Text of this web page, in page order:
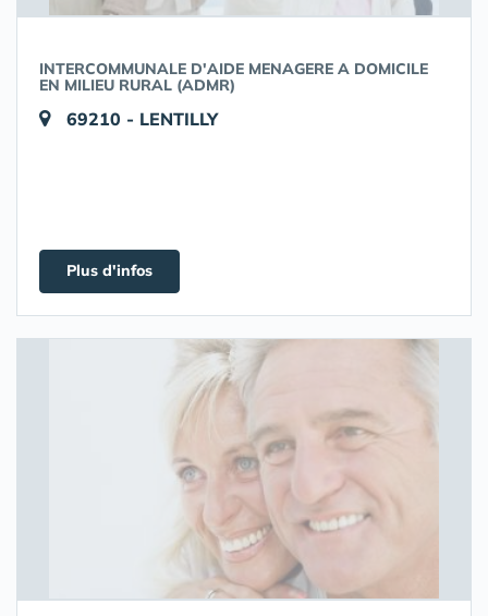
INTERCOMMUNALE D'AIDE MENAGERE A DOMICILE
EN MILIEU RURAL (ADMR)
69210 - LENTILLY
Plus d'infos